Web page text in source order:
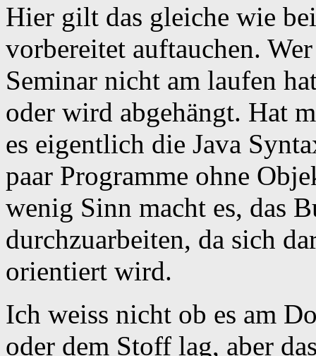
Hier gilt das gleiche wie
vorbereitet auftauchen.
Seminar nicht am laufen
oder wird abgehängt. Hat
es eigentlich die Java
paar Programme ohne
wenig Sinn macht es, das
durchzuarbeiten, da sich
orientiert wird.
Ich weiss nicht ob es am
oder dem Stoff lag, aber